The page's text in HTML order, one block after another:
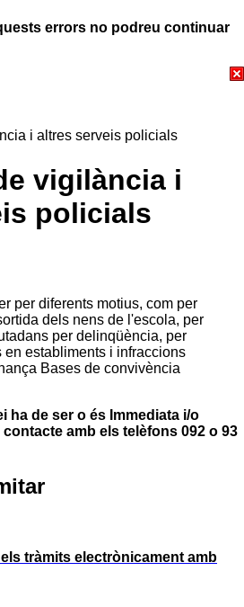
errors no podreu continuar
i altres serveis policials
vigilància i
policials
per diferents motius, com per
dels nens de l'escola, per
per delinqüència, per
establiments i infraccions
Bases de convivència
ha de ser o és Immediata i/o
amb els telèfons 092 o 93
tràmits electrònicament amb